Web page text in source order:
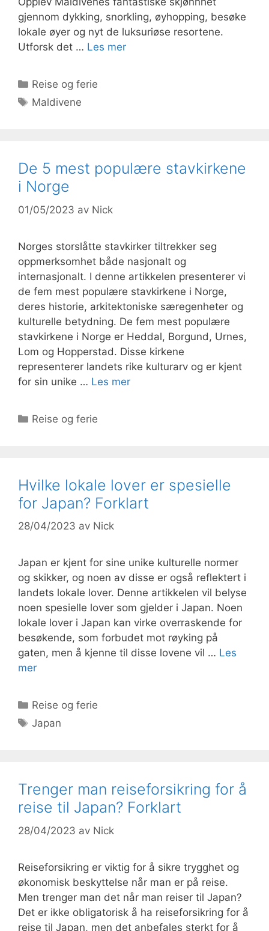
gjennom dykking, snorkling, øyhopping, besøke
lokale øyer og nyt de luksuriøse resortene.
Utforsk det … Les mer
Kategorier
Reise og ferie
Stikkord
Maldivene
De 5 mest populære stavkirkene
i Norge
01/05/2023 av Nick
Norges storslåtte stavkirker tiltrekker seg
oppmerksomhet både nasjonalt og
internasjonalt. I denne artikkelen presenterer vi
de fem mest populære stavkirkene i Norge,
deres historie, arkitektoniske særegenheter og
kulturelle betydning. De fem mest populære
stavkirkene i Norge er Heddal, Borgund, Urnes,
Lom og Hopperstad. Disse kirkene
representerer landets rike kulturarv og er kjent
for sin unike … Les mer
Kategorier
Reise og ferie
Hvilke lokale lover er spesielle
for Japan? Forklart
28/04/2023 av Nick
Japan er kjent for sine unike kulturelle normer
og skikker, og noen av disse er også reflektert i
landets lokale lover. Denne artikkelen vil belyse
noen spesielle lover som gjelder i Japan. Noen
lokale lover i Japan kan virke overraskende for
besøkende, som forbudet mot røyking på
gaten, men å kjenne til disse lovene vil … Les
mer
Kategorier
Reise og ferie
Stikkord
Japan
Trenger man reiseforsikring for å
reise til Japan? Forklart
28/04/2023 av Nick
Reiseforsikring er viktig for å sikre trygghet og
økonomisk beskyttelse når man er på reise.
Men trenger man det når man reiser til Japan?
Det er ikke obligatorisk å ha reiseforsikring for å
reise til Japan, men det anbefales sterkt for å